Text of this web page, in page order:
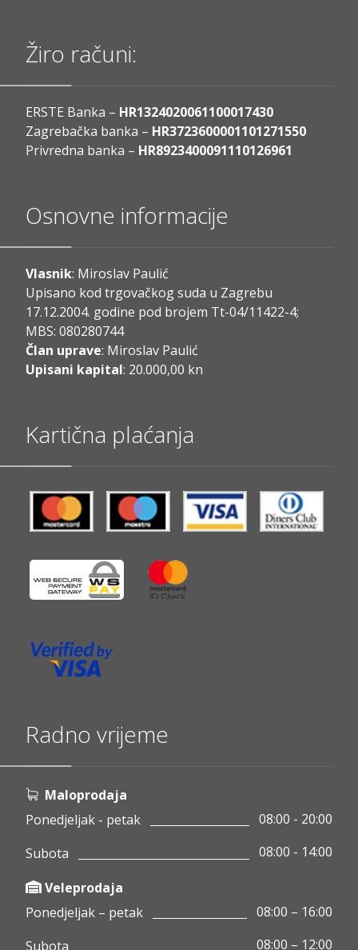
Žiro računi:
ERSTE Banka – HR1324020061100017430
Zagrebačka banka – HR3723600001101271550
Privredna banka – HR8923400091110126961
Osnovne informacije
Vlasnik: Miroslav Paulić
Upisano kod trgovačkog suda u Zagrebu
17.12.2004. godine pod brojem Tt-04/11422-4;
MBS: 080280744
Član uprave: Miroslav Paulić
Upisani kapital: 20.000,00 kn
Kartična plaćanja
Radno vrijeme
Maloprodaja
Ponedjeljak - petak
08:00 - 20:00
Subota
08:00 - 14:00
Veleprodaja
Ponedjeljak – petak
08:00 – 16:00
Subota
08:00 – 12:00